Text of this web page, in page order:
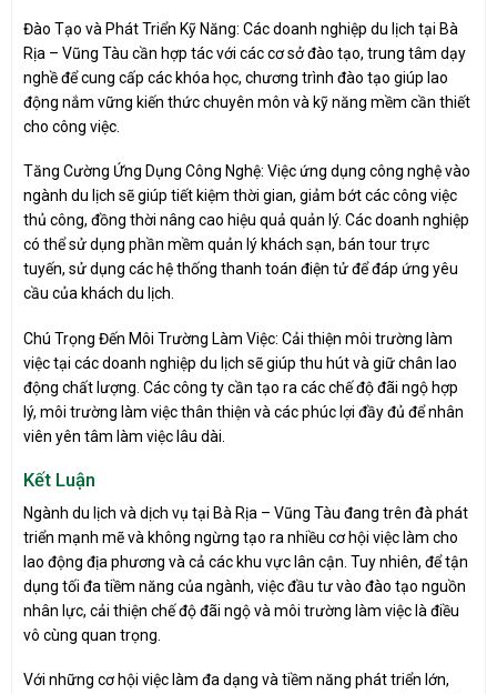
Đào Tạo và Phát Triển Kỹ Năng: Các doanh nghiệp du lịch tại Bà
Rịa – Vũng Tàu cần hợp tác với các cơ sở đào tạo, trung tâm dạy
nghề để cung cấp các khóa học, chương trình đào tạo giúp lao
động nắm vững kiến thức chuyên môn và kỹ năng mềm cần thiết
cho công việc.
Tăng Cường Ứng Dụng Công Nghệ: Việc ứng dụng công nghệ vào
ngành du lịch sẽ giúp tiết kiệm thời gian, giảm bớt các công việc
thủ công, đồng thời nâng cao hiệu quả quản lý. Các doanh nghiệp
có thể sử dụng phần mềm quản lý khách sạn, bán tour trực
tuyến, sử dụng các hệ thống thanh toán điện tử để đáp ứng yêu
cầu của khách du lịch.
Chú Trọng Đến Môi Trường Làm Việc: Cải thiện môi trường làm
việc tại các doanh nghiệp du lịch sẽ giúp thu hút và giữ chân lao
động chất lượng. Các công ty cần tạo ra các chế độ đãi ngộ hợp
lý, môi trường làm việc thân thiện và các phúc lợi đầy đủ để nhân
viên yên tâm làm việc lâu dài.
Kết Luận
Ngành du lịch và dịch vụ tại Bà Rịa – Vũng Tàu đang trên đà phát
triển mạnh mẽ và không ngừng tạo ra nhiều cơ hội việc làm cho
lao động địa phương và cả các khu vực lân cận. Tuy nhiên, để tận
dụng tối đa tiềm năng của ngành, việc đầu tư vào đào tạo nguồn
nhân lực, cải thiện chế độ đãi ngộ và môi trường làm việc là điều
vô cùng quan trọng.
Với những cơ hội việc làm đa dạng và tiềm năng phát triển lớn,